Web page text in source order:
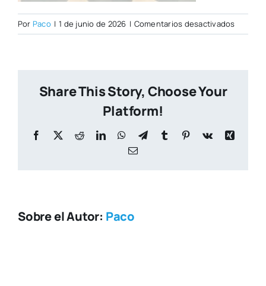
Por Paco | 1 de junio de 2026 | Comentarios desactivadosen
Share This Story, Choose Your
Platform!
Facebook
X RedditLinkedInWhatsApp
TelegramTumblr Pinterest
Vk
Xing
Correo
Sobre el Autor: Paco